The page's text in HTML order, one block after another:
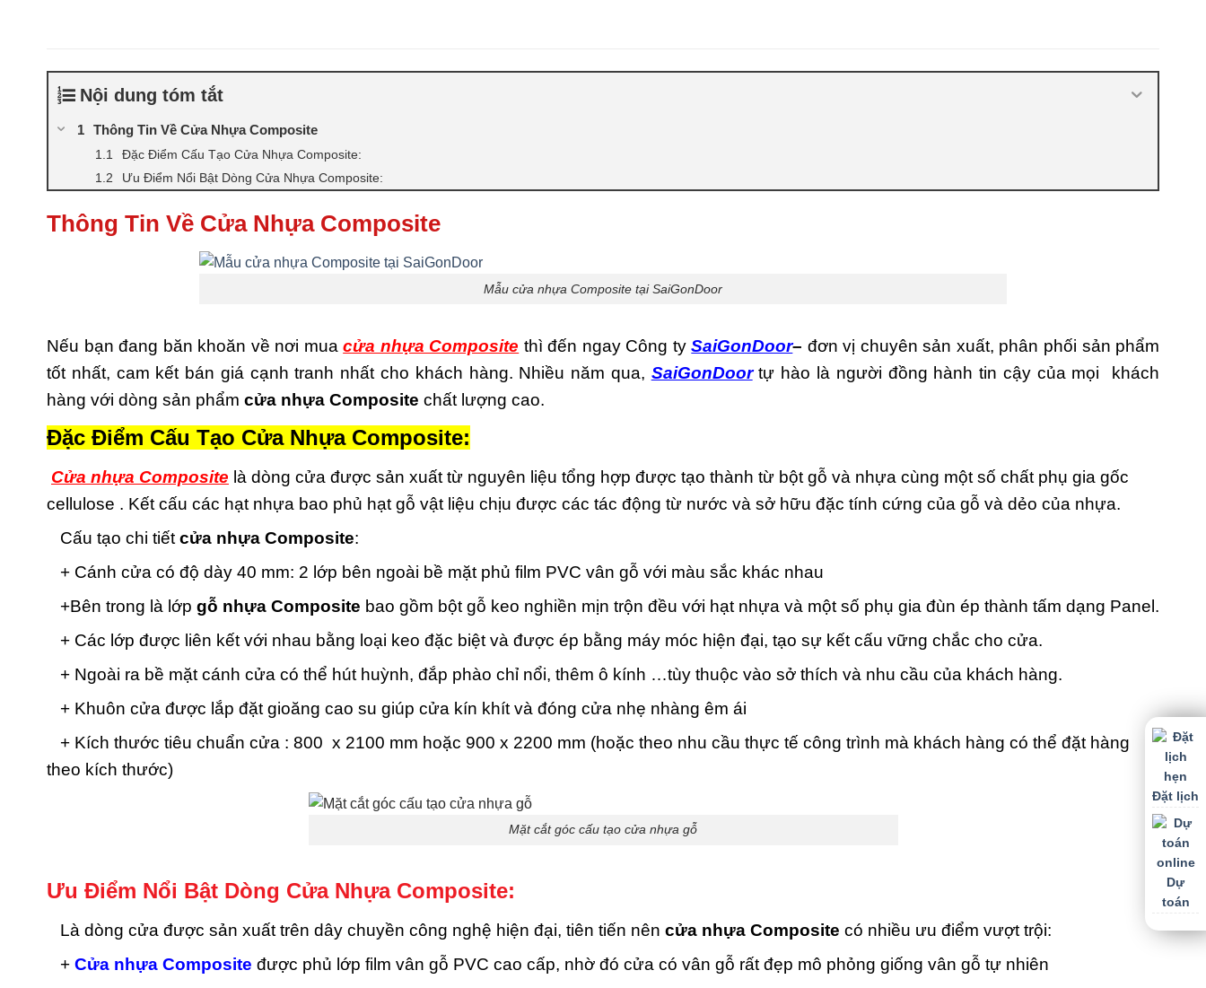
Nội dung tóm tắt
Thông Tin Về Cửa Nhựa Composite
Đặc Điểm Cấu Tạo Cửa Nhựa Composite:
Ưu Điểm Nổi Bật Dòng Cửa Nhựa Composite:
Thông Tin Về Cửa Nhựa Composite
Mẫu cửa nhựa Composite tại SaiGonDoor
Nếu bạn đang băn khoăn về nơi muacửa nhựa Composite thì đến ngay Công tySaiGonDoor– đơn vị chuyên sản xuất, phân phối sản phẩm
tốt nhất, cam kết bán giá cạnh tranh nhất cho khách hàng. Nhiều năm qua, SaiGonDoortự hào là người đồng hành tin cậy của mọi khách
hàng với dòng sản phẩm cửa nhựa Composite chất lượng cao.
Đặc Điểm Cấu Tạo Cửa Nhựa Composite:
Cửa nhựa Composite là dòng cửa được sản xuất từ nguyên liệu tổng hợp được tạo thành từ bột gỗ và nhựa cùng một số chất phụ gia gốc
cellulose . Kết cấu các hạt nhựa bao phủ hạt gỗ vật liệu chịu được các tác động từ nước và sở hữu đặc tính cứng của gỗ và dẻo của nhựa.
Cấu tạo chi tiếtcửa nhựa Composite:
+ Cánh cửa có độ dày 40 mm: 2 lớp bên ngoài bề mặt phủ film PVC vân gỗ với màu sắc khác nhau
+Bên trong là lớp gỗ nhựa Composite bao gồm bột gỗ keo nghiền mịn trộn đều với hạt nhựa và một số phụ gia đùn ép thành tấm dạng Panel.
+ Các lớp được liên kết với nhau bằng loại keo đặc biệt và được ép bằng máy móc hiện đại, tạo sự kết cấu vững chắc cho cửa.
+ Ngoài ra bề mặt cánh cửa có thể hút huỳnh, đắp phào chỉ nổi, thêm ô kính …tùy thuộc vào sở thích và nhu cầu của khách hàng.
+ Khuôn cửa được lắp đặt gioăng cao su giúp cửa kín khít và đóng cửa nhẹ nhàng êm ái
+ Kích thước tiêu chuẩn cửa : 800 x 2100 mm hoặc 900 x 2200 mm (hoặc theo nhu cầu thực tế công trình mà khách hàng có thể đặt hàng
theo kích thước)
Mặt cắt góc cấu tạo cửa nhựa gỗ
Ưu Điểm Nổi Bật Dòng Cửa Nhựa Composite:
Là dòng cửa được sản xuất trên dây chuyền công nghệ hiện đại, tiên tiến nên cửa nhựa Composite có nhiều ưu điểm vượt trội:
+ Cửa nhựa Composite được phủ lớp film vân gỗ PVC cao cấp, nhờ đó cửa có vân gỗ rất đẹp mô phỏng giống vân gỗ tự nhiên
Đặt lịch
Dự
toán